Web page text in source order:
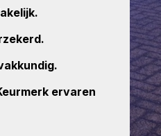
ervaren